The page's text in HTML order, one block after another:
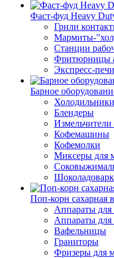
Фаст-фуд Heavy
Грили
Мармиты-
Станции
Фритюрницы
Экспресс-печи
Барное
Блендеры
Измельчители
Кофемашины
Кофемолки
Миксеры для
Поп-корн сахарная
Аппараты для
Аппараты для
Вафельницы
Граниторы
Фризеры для